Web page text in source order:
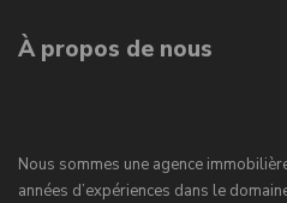
À propos de nous
Nous sommes une agence
années d’expériences dans le